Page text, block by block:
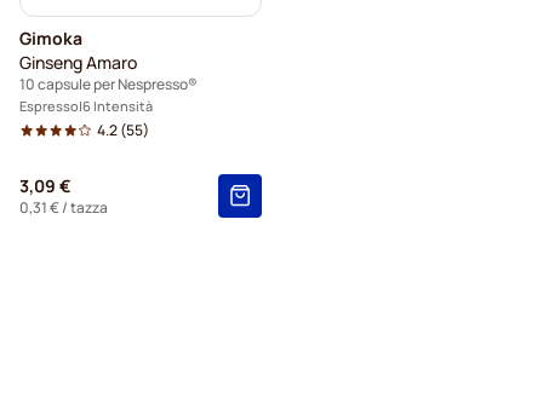
Gimoka
Ginseng Amaro
10 capsule per Nespresso®
Espresso 6 Intensità
4.2(55)
3,09 €
0,31 €/ tazza